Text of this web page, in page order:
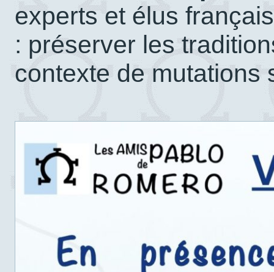
experts et élus
: préserver les
contexte de mutations